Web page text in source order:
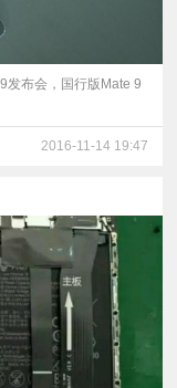
发布会，国行版Mate 9
2016-11-14 19:47